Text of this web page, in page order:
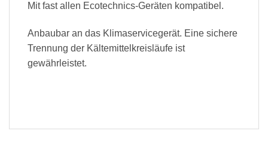
Mit fast allen Ecotechnics-Geräten kompatibel.
Anbaubar an das Klimaservicegerät. Eine sichere
Trennung der Kältemittelkreisläufe ist
gewährleistet.